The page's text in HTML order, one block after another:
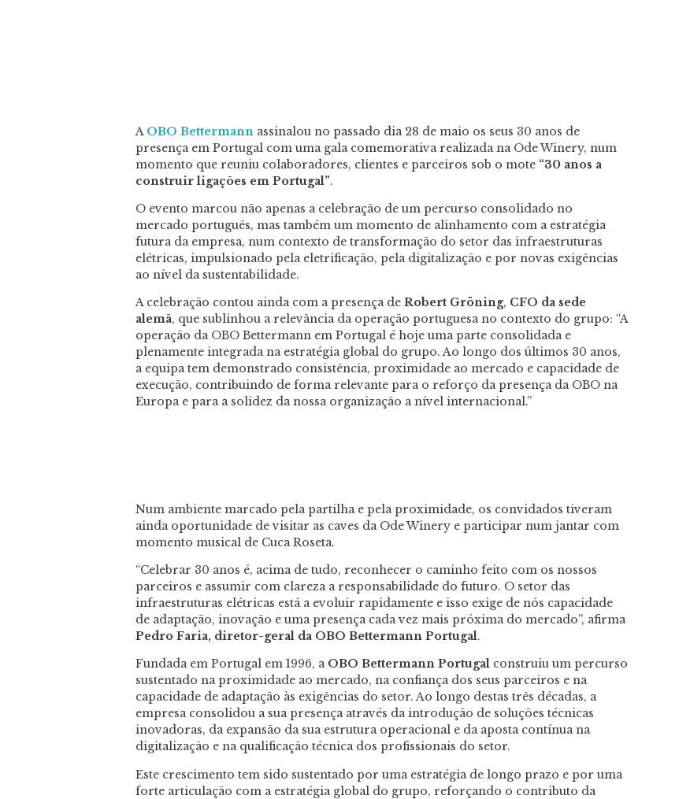
A OBO Bettermann assinalou no passado dia 28 de maio os seus 30 anos de
presença em Portugal com uma gala comemorativa realizada na Ode Winery, num
momento que reuniu colaboradores, clientes e parceiros sob o mote “30 anos a
construir ligações em Portugal”.
O evento marcou não apenas a celebração de um percurso consolidado no
mercado português, mas também um momento de alinhamento com a estratégia
futura da empresa, num contexto de transformação do setor das infraestruturas
elétricas, impulsionado pela eletrificação, pela digitalização e por novas exigências
ao nível da sustentabilidade.
A celebração contou ainda com a presença de Robert Gröning, CFO da sede
alemã, que sublinhou a relevância da operação portuguesa no contexto do grupo: “A
operação da OBO Bettermann em Portugal é hoje uma parte consolidada e
plenamente integrada na estratégia global do grupo. Ao longo dos últimos 30 anos,
a equipa tem demonstrado consistência, proximidade ao mercado e capacidade de
execução, contribuindo de forma relevante para o reforço da presença da OBO na
Europa e para a solidez da nossa organização a nível internacional.”
Num ambiente marcado pela partilha e pela proximidade, os convidados tiveram
ainda oportunidade de visitar as caves da Ode Winery e participar num jantar com
momento musical de Cuca Roseta.
“Celebrar 30 anos é, acima de tudo, reconhecer o caminho feito com os nossos
parceiros e assumir com clareza a responsabilidade do futuro. O setor das
infraestruturas elétricas está a evoluir rapidamente e isso exige de nós capacidade
de adaptação, inovação e uma presença cada vez mais próxima do mercado”, afirma
Pedro Faria, diretor-geral da OBO Bettermann Portugal.
Fundada em Portugal em 1996, a OBO Bettermann Portugal construiu um percurso
sustentado na proximidade ao mercado, na confiança dos seus parceiros e na
capacidade de adaptação às exigências do setor. Ao longo destas três décadas, a
empresa consolidou a sua presença através da introdução de soluções técnicas
inovadoras, da expansão da sua estrutura operacional e da aposta contínua na
digitalização e na qualificação técnica dos profissionais do setor.
Este crescimento tem sido sustentado por uma estratégia de longo prazo e por uma
forte articulação com a estratégia global do grupo, reforçando o contributo da